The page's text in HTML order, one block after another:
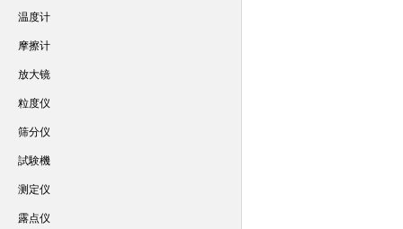
温度计
摩擦计
放大镜
粒度仪
筛分仪
試験機
测定仪
露点仪